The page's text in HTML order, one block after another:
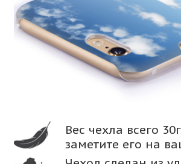
Вес чехла всего
заметите его на